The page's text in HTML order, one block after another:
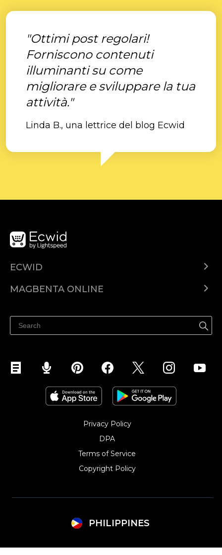
"Ottimi post regolari!
Forniscono contenuti
illuminanti su come
migliorare e sviluppare la tua
attività."
Linda B., una lettrice del blog Ecwid
ECWID
Help center
MAGBENTA ONLINE
Ibenta sa Facebook
Privacy Policy
DPA
Terms of Service
Copyright Policy‎
PHILIPPINES